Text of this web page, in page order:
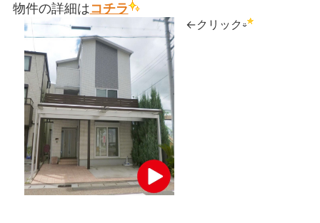
物件の詳細はコチラ
←クリック